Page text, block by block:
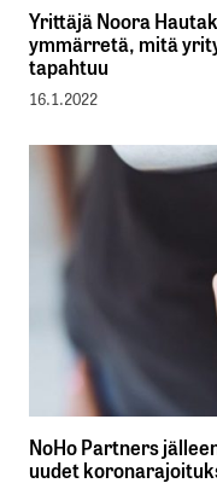
Yrittäjä Noora
ymmärretä, mitä
tapahtuu
16.1.2022
NoHo Partners
uudet